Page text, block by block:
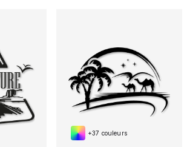
+37 couleurs